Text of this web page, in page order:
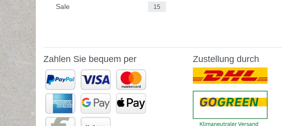
Sale 15
Zahlen Sie bequem per Zustellung durch